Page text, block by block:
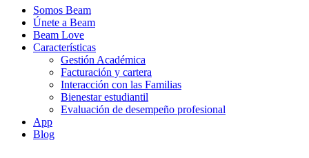
Somos Beam
Únete a Beam
Beam Love
Características
Gestión Académica
Facturación y cartera
Interacción con las Familias
Bienestar estudiantil
Evaluación de desempeño profesional
App
Blog